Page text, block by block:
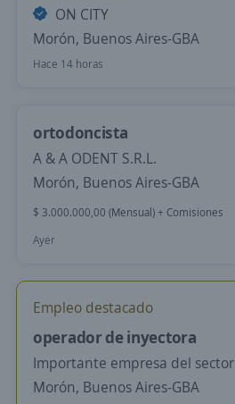
ON CITY
Morón, Buenos Aires-GBA
Hace 14 horas
ortodoncista
A & A ODENT S.R.L.
Morón, Buenos Aires-GBA
$ 3.000.000,00 (Mensual) + Comisiones
Ayer
Empleo destacado
operador de inyectora
Importante empresa del sector
Morón, Buenos Aires-GBA